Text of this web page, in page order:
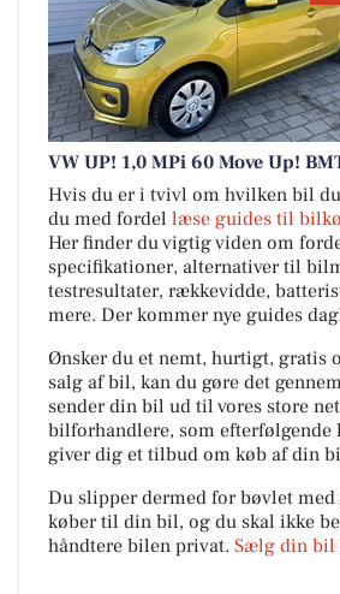
VW UP! 1,0 MPi 60 Move Up!
Hvis du er i tvivl om hvilken bil
du med fordel læse guides til
Her finder du vigtig viden om
specifikationer, alternativer til
testresultater, rækkevidde,
mere. Der kommer nye guides
Ønsker du et nemt, hurtigt, gratis
salg af bil, kan du gøre det
sender din bil ud til vores store
bilforhandlere, som efterfølgende
giver dig et tilbud om køb af din
Du slipper dermed for bøvlet med
køber til din bil, og du skal ikke
håndtere bilen privat. Sælg din bil